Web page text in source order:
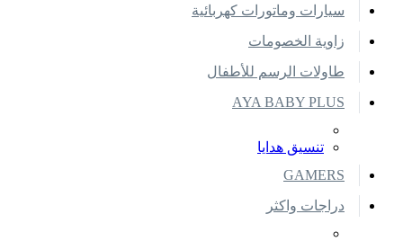
سيارات وماتورات كهربائية
زاوية الخصومات
طاولات الرسم للأطفال
AYA BABY PLUS
تنسيق هدايا
GAMERS
دراجات واكثر